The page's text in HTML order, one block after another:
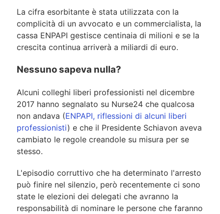
La cifra esorbitante è stata utilizzata con la
complicità di un avvocato e un commercialista, la
cassa ENPAPI gestisce centinaia di milioni e se la
crescita continua arriverà a miliardi di euro.
Nessuno sapeva nulla?
Alcuni colleghi liberi professionisti nel dicembre
2017 hanno segnalato su Nurse24 che qualcosa
non andava (ENPAPI, riflessioni di alcuni liberi
professionisti) e che il Presidente Schiavon aveva
cambiato le regole creandole su misura per se
stesso.
L'episodio corruttivo che ha determinato l'arresto
può finire nel silenzio, però recentemente ci sono
state le elezioni dei delegati che avranno la
responsabilità di nominare le persone che faranno